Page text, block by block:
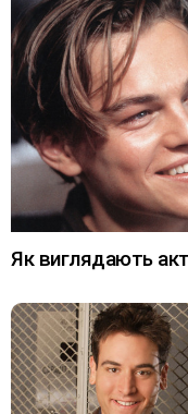
Як виглядають